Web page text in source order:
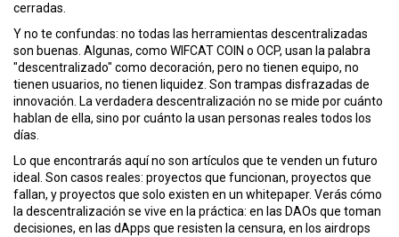
cerradas.
Y no te confundas: no todas las herramientas descentralizadas
son buenas. Algunas, como WIFCAT COIN o OCP, usan la palabra
"descentralizado" como decoración, pero no tienen equipo, no
tienen usuarios, no tienen liquidez. Son trampas disfrazadas de
innovación. La verdadera descentralización no se mide por cuánto
hablan de ella, sino por cuánto la usan personas reales todos los
días.
Lo que encontrarás aquí no son artículos que te venden un futuro
ideal. Son casos reales: proyectos que funcionan, proyectos que
fallan, y proyectos que solo existen en un whitepaper. Verás cómo
la descentralización se vive en la práctica: en las DAOs que toman
decisiones, en las dApps que resisten la censura, en los airdrops